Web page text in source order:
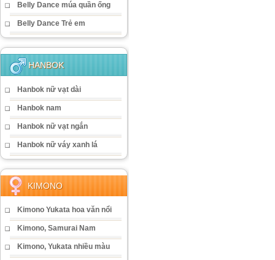
Belly Dance múa quần ống
Belly Dance Trẻ em
HANBOK
Hanbok nữ vạt dài
Hanbok nam
Hanbok nữ vạt ngắn
Hanbok nữ váy xanh lá
KIMONO
Kimono Yukata hoa văn nổi
Kimono, Samurai Nam
Kimono, Yukata nhiều màu